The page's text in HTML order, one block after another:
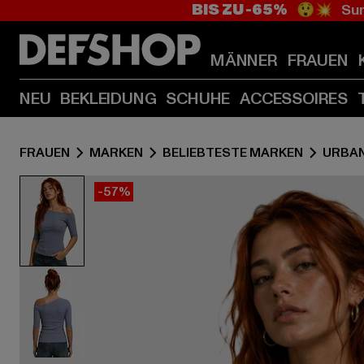
BIS ZU -65% 😲💥
MÄNNER FRAUEN
NEU BEKLEIDUNG SCHUHE ACCESSOIRES
FRAUEN MARKEN BELIEBTESTE MARKEN
-57%